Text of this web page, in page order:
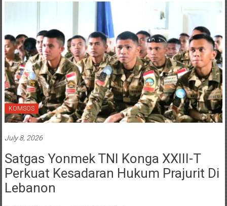
KOMSOS
July 8, 2026
Satgas Yonmek TNI Konga XXIII-T
Perkuat Kesadaran Hukum Prajurit Di
Lebanon